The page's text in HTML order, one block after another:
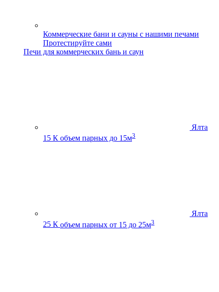
Коммерческие бани и сауны с нашими печами
Протестируйте сами
Печи для коммерческих бань и саун
Ялта
15 К объем парных до 15м3
Ялта
25 К объем парных от 15 до 25м3